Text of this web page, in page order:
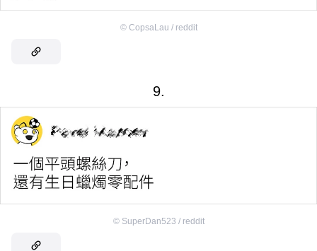
© CopsaLau / reddit
9.
© SuperDan523 / reddit